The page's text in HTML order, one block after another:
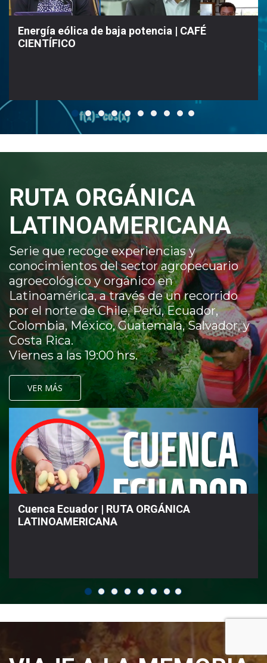
Energía eólica de baja potencia | CAFÉ
CIENTÍFICO
RUTA ORGÁNICA
LATINOAMERICANA
Serie que recoge experiencias y
conocimientos del sector agropecuario
agroecológico y orgánico en
Latinoamérica, a través de un recorrido
por el norte de Chile, Perú, Ecuador,
Colombia, México, Guatemala, Salvador, y
Costa Rica.
Viernes a las 19:00 hrs.
VER MÁS
Cuenca Ecuador | RUTA ORGÁNICA
LATINOAMERICANA